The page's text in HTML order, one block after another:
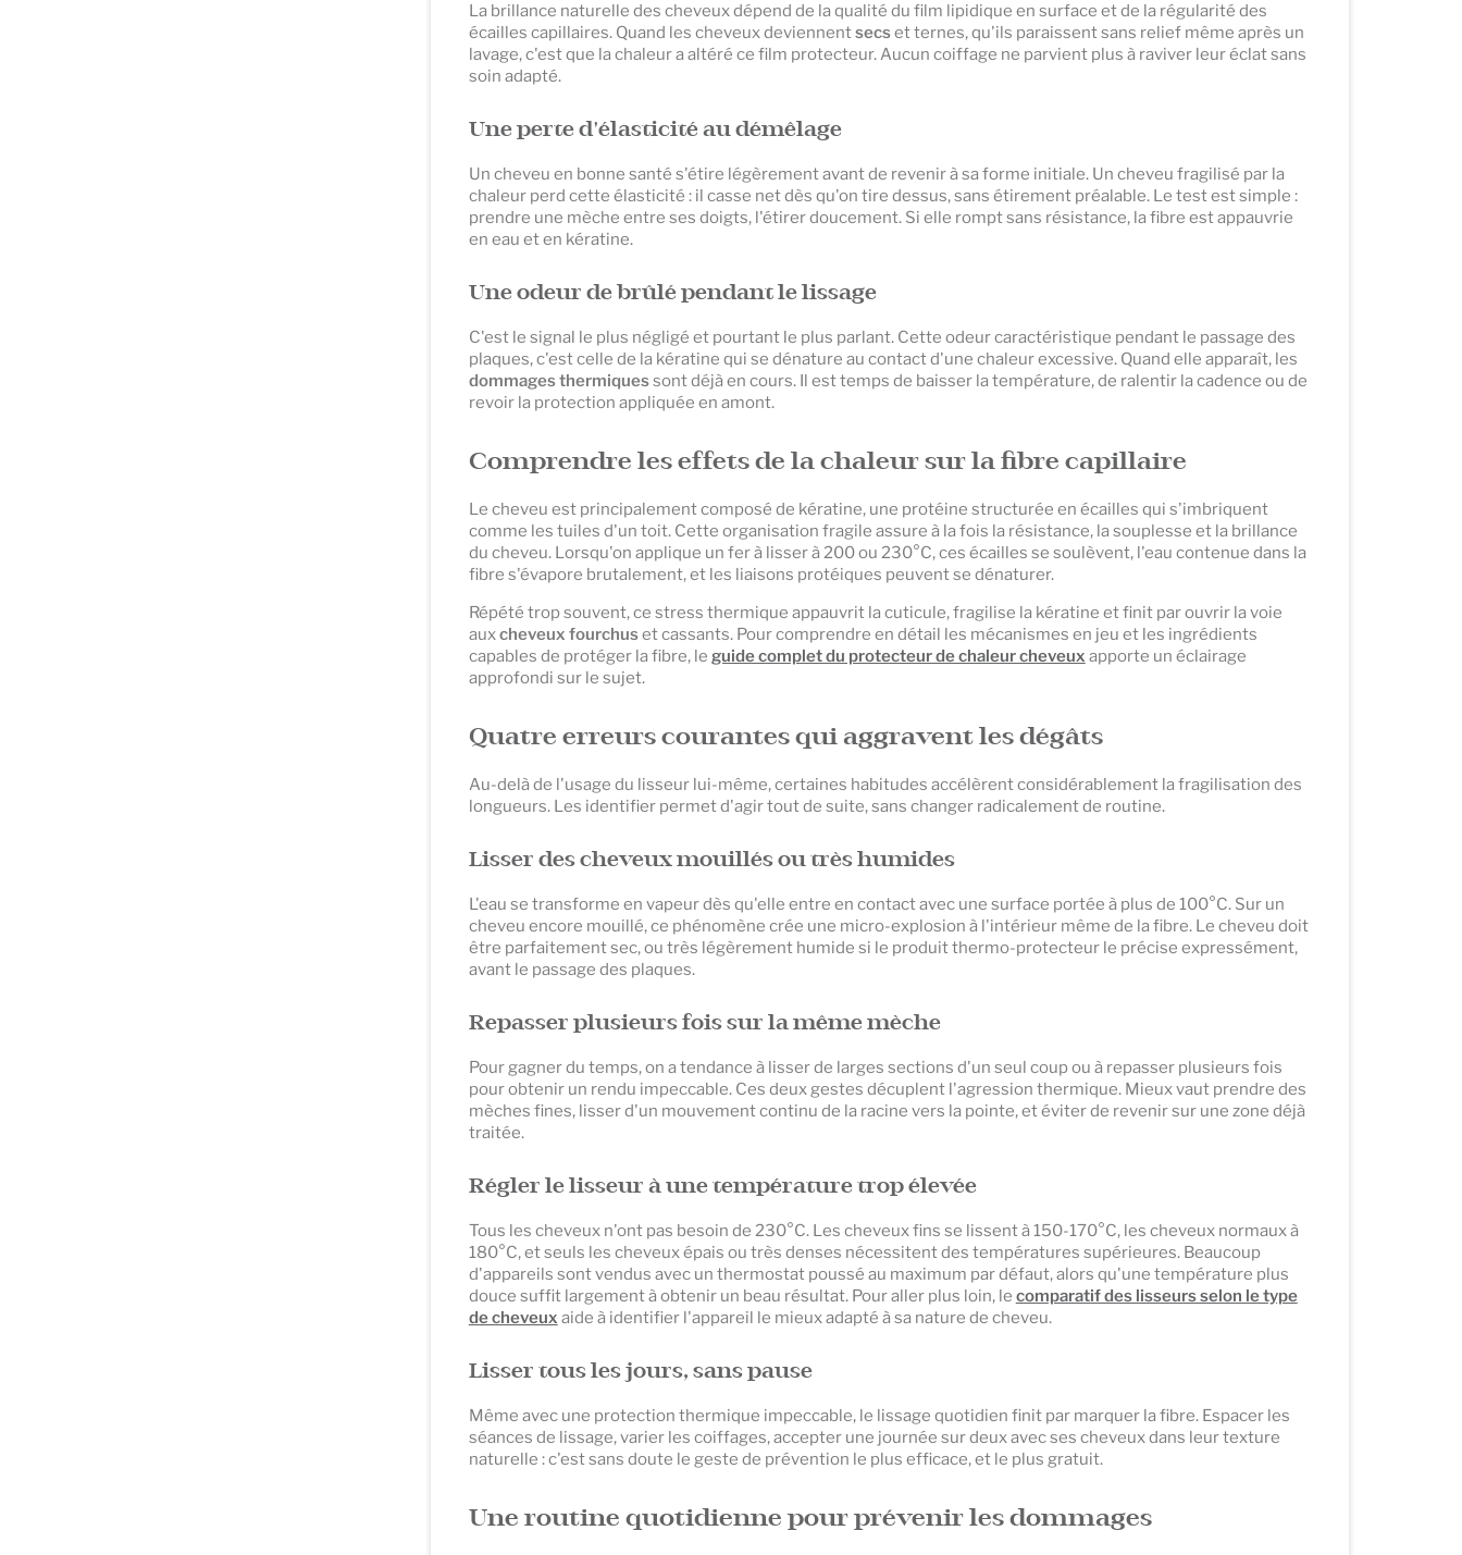
La brillance naturelle des cheveux dépend de la qualité du film lipidique en surface et de la régularité des
écailles capillaires. Quand les cheveux deviennentsecset ternes, qu'ils paraissent sans relief même après un
lavage, c'est que la chaleur a altéré ce film protecteur. Aucun coiffage ne parvient plus à raviver leur éclat sans
soin adapté.
Une perte d'élasticité au démêlage
Un cheveu en bonne santé s'étire légèrement avant de revenir à sa forme initiale. Un cheveu fragilisé par la
chaleur perd cette élasticité : il casse net dès qu'on tire dessus, sans étirement préalable. Le test est simple :
prendre une mèche entre ses doigts, l'étirer doucement. Si elle rompt sans résistance, la fibre est appauvrie
en eau et en kératine.
Une odeur de brûlé pendant le lissage
C'est le signal le plus négligé et pourtant le plus parlant. Cette odeur caractéristique pendant le passage des
plaques, c'est celle de la kératine qui se dénature au contact d'une chaleur excessive. Quand elle apparaît, les
dommages thermiquessont déjà en cours. Il est temps de baisser la température, de ralentir la cadence ou de
revoir la protection appliquée en amont.
Comprendre les effets de la chaleur sur la fibre capillaire
Le cheveu est principalement composé de kératine, une protéine structurée en écailles qui s'imbriquent
comme les tuiles d'un toit. Cette organisation fragile assure à la fois la résistance, la souplesse et la brillance
du cheveu. Lorsqu'on applique un fer à lisser à 200 ou 230°C, ces écailles se soulèvent, l'eau contenue dans la
fibre s'évapore brutalement, et les liaisons protéiques peuvent se dénaturer.
Répété trop souvent, ce stress thermique appauvrit la cuticule, fragilise la kératine et finit par ouvrir la voie
auxcheveux fourchuset cassants. Pour comprendre en détail les mécanismes en jeu et les ingrédients
capables de protéger la fibre, le guide complet du protecteur de chaleur cheveux apporte un éclairage
approfondi sur le sujet.
Quatre erreurs courantes qui aggravent les dégâts
Au-delà de l'usage du lisseur lui-même, certaines habitudes accélèrent considérablement la fragilisation des
longueurs. Les identifier permet d'agir tout de suite, sans changer radicalement de routine.
Lisser des cheveux mouillés ou très humides
L'eau se transforme en vapeur dès qu'elle entre en contact avec une surface portée à plus de 100°C. Sur un
cheveu encore mouillé, ce phénomène crée une micro-explosion à l'intérieur même de la fibre. Le cheveu doit
être parfaitement sec, ou très légèrement humide si le produit thermo-protecteur le précise expressément,
avant le passage des plaques.
Repasser plusieurs fois sur la même mèche
Pour gagner du temps, on a tendance à lisser de larges sections d'un seul coup ou à repasser plusieurs fois
pour obtenir un rendu impeccable. Ces deux gestes décuplent l'agression thermique. Mieux vaut prendre des
mèches fines, lisser d'un mouvement continu de la racine vers la pointe, et éviter de revenir sur une zone déjà
traitée.
Régler le lisseur à une température trop élevée
Tous les cheveux n'ont pas besoin de 230°C. Les cheveux fins se lissent à 150-170°C, les cheveux normaux à
180°C, et seuls les cheveux épais ou très denses nécessitent des températures supérieures. Beaucoup
d'appareils sont vendus avec un thermostat poussé au maximum par défaut, alors qu'une température plus
douce suffit largement à obtenir un beau résultat. Pour aller plus loin, le comparatif des lisseurs selon le type
de cheveux aide à identifier l'appareil le mieux adapté à sa nature de cheveu.
Lisser tous les jours, sans pause
Même avec une protection thermique impeccable, le lissage quotidien finit par marquer la fibre. Espacer les
séances de lissage, varier les coiffages, accepter une journée sur deux avec ses cheveux dans leur texture
naturelle : c'est sans doute le geste de prévention le plus efficace, et le plus gratuit.
Une routine quotidienne pour prévenir les dommages